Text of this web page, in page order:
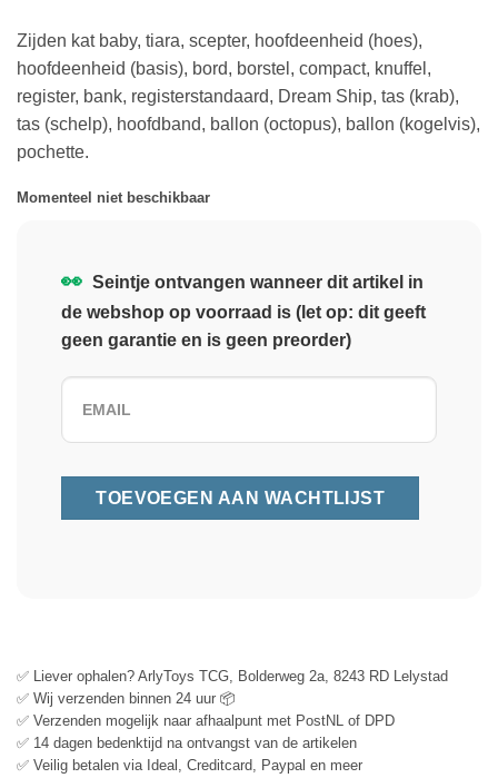
Zijden kat baby, tiara, scepter, hoofdeenheid (hoes),
hoofdeenheid (basis), bord, borstel, compact, knuffel,
register, bank, registerstandaard, Dream Ship, tas (krab),
tas (schelp), hoofdband, ballon (octopus), ballon (kogelvis),
pochette.
Momenteel niet beschikbaar
👀 Seintje ontvangen wanneer dit artikel in
de webshop op voorraad is (let op: dit geeft
geen garantie en is geen preorder)
✅ Liever ophalen? ArlyToys TCG, Bolderweg 2a, 8243 RD Lelystad
✅ Wij verzenden binnen 24 uur 📦
✅ Verzenden mogelijk naar afhaalpunt met PostNL of DPD
✅ 14 dagen bedenktijd na ontvangst van de artikelen
✅ Veilig betalen via Ideal, Creditcard, Paypal en meer